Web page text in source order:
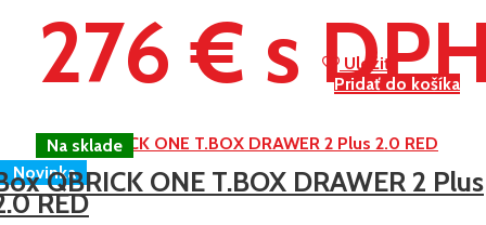
Uložiť
Pridať do košíka
276 € s
NovinkaQBRICK ONE T.BOX DRAWER 2 Plus
RED